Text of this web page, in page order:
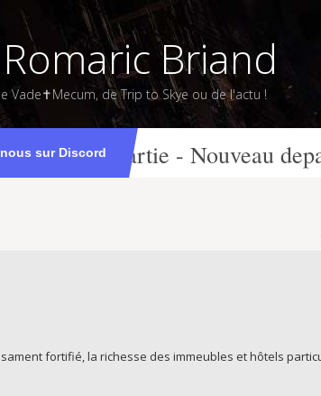
Briand
Vade✝Mecum, de Trip to Skye ou de l'actu !
sur Discord5e partie - Nouveau
fortifié, la richesse des immeubles et hôtels